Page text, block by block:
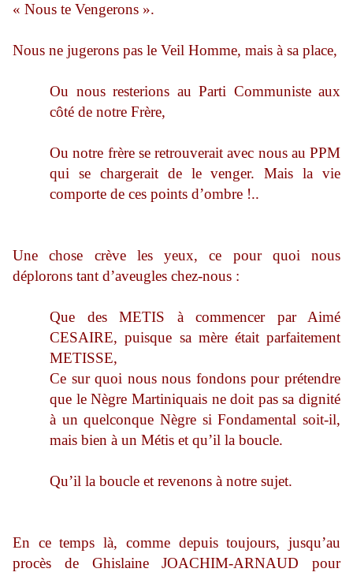
« Nous te Vengerons ».
Nous ne jugerons pas le Veil Homme, mais à sa place,
Ou nous resterions au Parti Communiste aux
côté de notre Frère,
Ou notre frère se retrouverait avec nous au PPM
qui se chargerait de le venger. Mais la vie
comporte de ces points d’ombre !..
Une chose crève les yeux, ce pour quoi nous
déplorons tant d’aveugles chez-nous :
Que des METIS à commencer par Aimé
CESAIRE, puisque sa mère était parfaitement
METISSE,
Ce sur quoi nous nous fondons pour prétendre
que le Nègre Martiniquais ne doit pas sa dignité
à un quelconque Nègre si Fondamental soit-il,
mais bien à un Métis et qu’il la boucle.
Qu’il la boucle et revenons à notre sujet.
En ce temps là, comme depuis toujours, jusqu’au
procès de Ghislaine JOACHIM-ARNAUD pour